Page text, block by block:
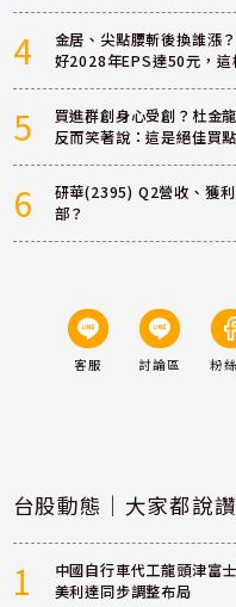
4
金居、尖點腰斬後換誰漲
好2028年EPS達50元，這
5
買進群創身心受創？杜金
反而笑著說：這是絕佳買
6
研華(2395) Q2營收、獲
部？
客服 討論區 粉
台股動態｜大家都說讚
1
中國自行車代工龍頭津富
美利達同步調整布局